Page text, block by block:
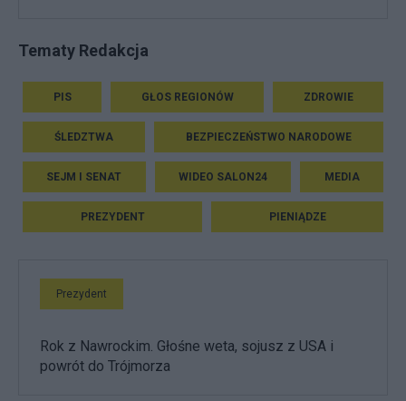
Tematy Redakcja
PIS GŁOS REGIONÓW ZDROWIE
ŚLEDZTWA BEZPIECZEŃSTWO NARODOWE
SEJM I SENAT WIDEO SALON24 MEDIA
PREZYDENT PIENIĄDZE
Prezydent
Rok z Nawrockim. Głośne weta, sojusz z USA i
powrót do Trójmorza